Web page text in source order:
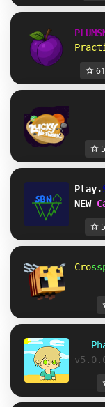
61
Play.
NEW
Cross
-=